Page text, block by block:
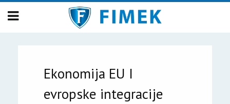
Ekonomija EU I
evropske integracije